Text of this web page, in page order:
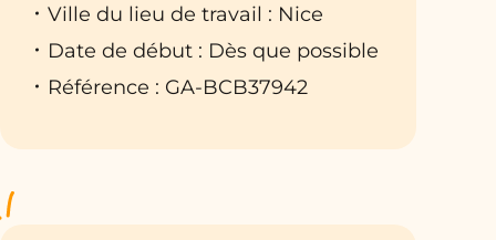
Ville du lieu de travail : Nice
Date de début : Dès que possible
Référence : GA-BCB37942